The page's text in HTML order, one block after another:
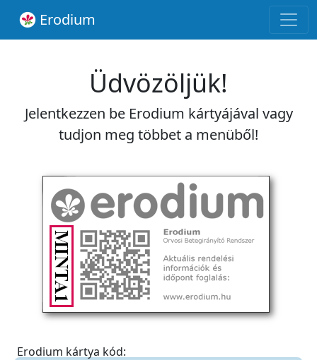
Erodium
Üdvözöljük!
Jelentkezzen be Erodium kártyájával vagy
tudjon meg többet a menüből!
Erodium kártya kód: